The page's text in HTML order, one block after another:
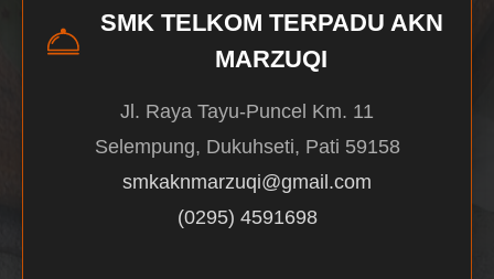
SMK TELKOM TERPADU AKN
MARZUQI
Jl. Raya Tayu-Puncel Km. 11
Selempung, Dukuhseti, Pati 59158
smkaknmarzuqi@gmail.com
(0295) 4591698